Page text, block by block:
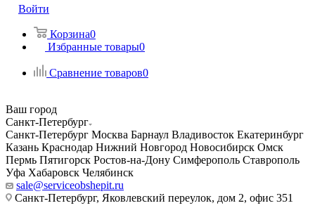
Войти
Корзина0
Избранные товары0
Сравнение товаров0
Ваш город
Санкт-Петербург
Санкт-Петербург Москва Барнаул Владивосток Екатеринбург
Казань Краснодар Нижний Новгород Новосибирск Омск
Пермь Пятигорск Ростов-на-Дону Симферополь Ставрополь
Уфа Хабаровск Челябинск
sale@serviceobshepit.ru
Санкт-Петербург, Яковлевский переулок, дом 2, офис 351